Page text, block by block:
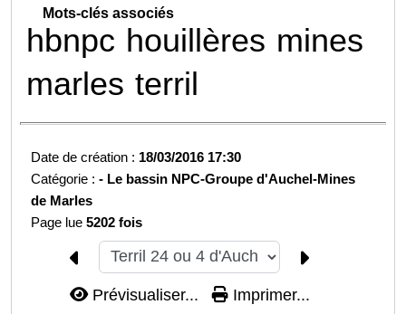
Mots-clés associés
hbnpc houillères mines
marles terril
Date de création : 18/03/2016 17:30
Catégorie :- Le bassin NPC-Groupe d'Auchel-Mines
de Marles
Page lue5202 fois
Prévisualiser... Imprimer...